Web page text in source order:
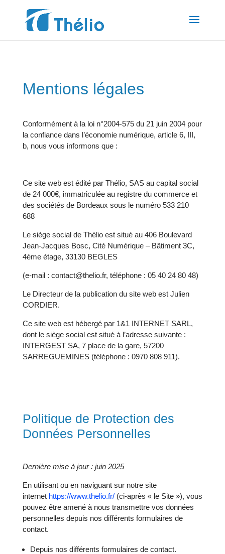
Mentions légales
Conformément à la loi n°2004-575 du 21 juin 2004 pour
la confiance dans l’économie numérique, article 6, III,
b, nous vous informons que :
Ce site web est édité par Thélio, SAS au capital social
de 24 000€, immatriculée au registre du commerce et
des sociétés de Bordeaux sous le numéro 533 210
688
Le siège social de Thélio est situé au 406 Boulevard
Jean-Jacques Bosc, Cité Numérique – Bâtiment 3C,
4ème étage, 33130 BEGLES
(e-mail : contact@thelio.fr, téléphone : 05 40 24 80 48)
Le Directeur de la publication du site web est Julien
CORDIER.
Ce site web est hébergé par 1&1 INTERNET SARL,
dont le siège social est situé à l’adresse suivante :
INTERGEST SA, 7 place de la gare, 57200
SARREGUEMINES (téléphone : 0970 808 911).
Politique de Protection des
Données Personnelles
Dernière mise à jour : juin 2025
En utilisant ou en naviguant sur notre site
internet https://www.thelio.fr/ (ci-après « le Site »), vous
pouvez être amené à nous transmettre vos données
personnelles depuis nos différents formulaires de
contact.
Depuis nos différents formulaires de contact.